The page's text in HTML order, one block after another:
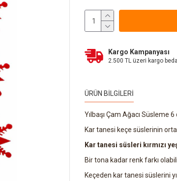
Kargo Kampanyası
2.500 TL üzeri kargo
ÜRÜN BILGILERI
Yılbaşı Çam Ağacı Süsleme
Kar tanesi keçe süslerinin
Kar tanesi süsleri kırmızı
Bir tona kadar renk farkı
Keçeden kar tanesi süslerini